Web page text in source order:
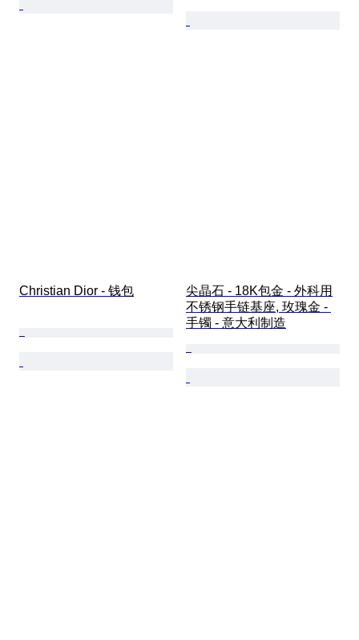
Christian Dior - 钱包
尖晶石 - 18K包金 - 外科用
不锈钢手链基座, 玫瑰金 -
手镯 - 意大利制造